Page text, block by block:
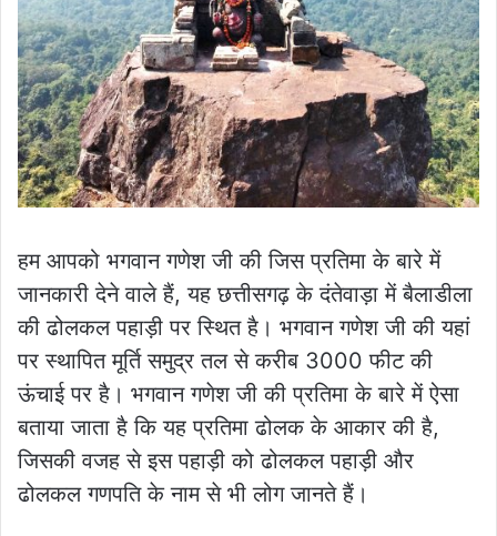
हम आपको भगवान गणेश जी की जिस प्रतिमा के बारे में
जानकारी देने वाले हैं, यह छत्तीसगढ़ के दंतेवाड़ा में बैलाडीला
की ढोलकल पहाड़ी पर स्थित है। भगवान गणेश जी की यहां
पर स्थापित मूर्ति समुद्र तल से करीब 3000 फीट की
ऊंचाई पर है। भगवान गणेश जी की प्रतिमा के बारे में ऐसा
बताया जाता है कि यह प्रतिमा ढोलक के आकार की है,
जिसकी वजह से इस पहाड़ी को ढोलकल पहाड़ी और
ढोलकल गणपति के नाम से भी लोग जानते हैं।